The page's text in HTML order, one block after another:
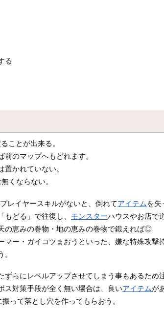
る
ことが出来る。
のマップへもどれます。
置かれていない。
くならない。
レイヤースキルがないと、倒れてアイテム を失
もどる」で往復し、 モンスターハウスやお店で
の恵みの巻物・地の恵みの巻物で鍛えれば◎
マー・ガイコツまおうといった、嫌な特殊攻撃
らにレベルアップさせてしまう事もあるため
ス対策手段が全く無い場合は、良いアイテムが
って落とし穴を作ってもらおう。